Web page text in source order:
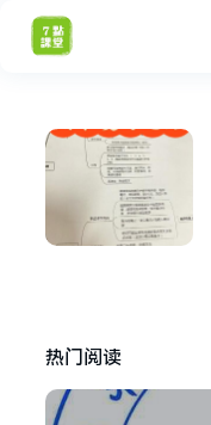
热门阅读